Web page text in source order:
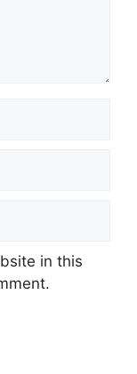
in this